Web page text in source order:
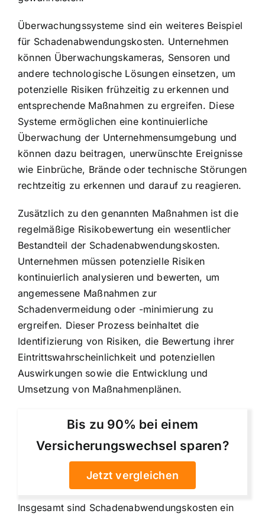
Überwachungssysteme sind ein weiteres Beispiel
für Schadenabwendungskosten. Unternehmen
können Überwachungskameras, Sensoren und
andere technologische Lösungen einsetzen, um
potenzielle Risiken frühzeitig zu erkennen und
entsprechende Maßnahmen zu ergreifen. Diese
Systeme ermöglichen eine kontinuierliche
Überwachung der Unternehmensumgebung und
können dazu beitragen, unerwünschte Ereignisse
wie Einbrüche, Brände oder technische Störungen
rechtzeitig zu erkennen und darauf zu reagieren.
Zusätzlich zu den genannten Maßnahmen ist die
regelmäßige Risikobewertung ein wesentlicher
Bestandteil der Schadenabwendungskosten.
Unternehmen müssen potenzielle Risiken
kontinuierlich analysieren und bewerten, um
angemessene Maßnahmen zur
Schadenvermeidung oder -minimierung zu
ergreifen. Dieser Prozess beinhaltet die
Identifizierung von Risiken, die Bewertung ihrer
Eintrittswahrscheinlichkeit und potenziellen
Auswirkungen sowie die Entwicklung und
Umsetzung von Maßnahmenplänen.
Bis zu 90% bei einem
Versicherungswechsel sparen?
Jetzt vergleichen
Insgesamt sind Schadenabwendungskosten ein